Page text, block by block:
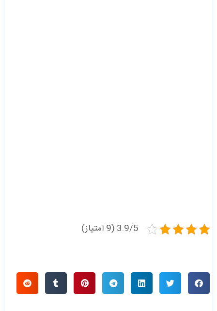
3.9/5 (9 امتیاز)